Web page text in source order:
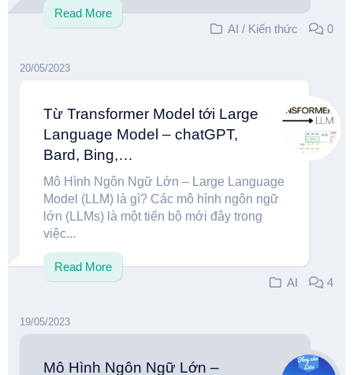
Read More
AI / Kiến thức 0
20/05/2023
Từ Transformer Model tới Large
Language Model – chatGPT,
Bard, Bing,…
Mô Hình Ngôn Ngữ Lớn – Large Language
Model (LLM) là gì? Các mô hình ngôn ngữ
lớn (LLMs) là một tiến bộ mới đây trong
việc...
Read More
AI
4
19/05/2023
Mô Hình Ngôn Ngữ Lớn –